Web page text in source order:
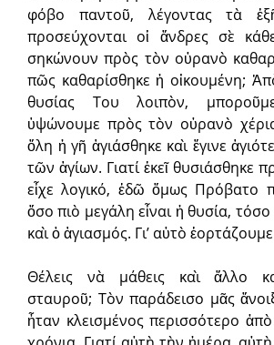
φόβο παντοῦ, λέγοντας τὰ
προσεύχονται οἱ ἄνδρες σὲ
σηκώνουν πρὸς τὸν οὐρανὸ
πῶς καθαρίσθηκε ἡ οἰκουμένη;
θυσίας Του λοιπὸν,
ὑψώνουμε πρὸς τὸν οὐρανὸ
ὅλη ἡ γῆ ἁγιάσθηκε καὶ ἔγινε
τῶν ἁγίων. Γιατί ἐκεῖ θυσιάσθηκε
εἶχε λογικό, ἐδῶ ὅμως Πρόβατο
ὅσο πιὸ μεγάλη εἶναι ἡ θυσία, τόσο
καὶ ὁ ἁγιασμός. Γι’ αὐτὸ
Θέλεις νὰ μάθεις καὶ ἄλλο
σταυροῦ; Τὸν παράδεισο μᾶς
ἦταν κλεισμένος περισσότερο ἀπὸ